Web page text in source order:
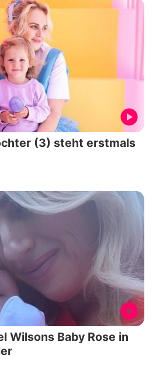
(3) steht erstmals
Wilsons Baby Rose in